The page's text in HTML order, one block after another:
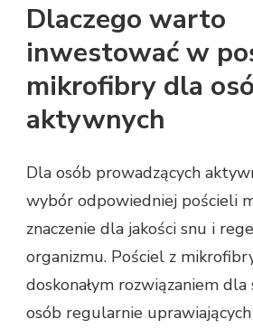
Dlaczego warto
inwestować w
mikrofibry dla
aktywnych
Dla osób prowadzących
wybór odpowiedniej pościeli
znaczenie dla jakości snu i
organizmu. Pościel z
doskonałym rozwiązaniem
osób regularnie